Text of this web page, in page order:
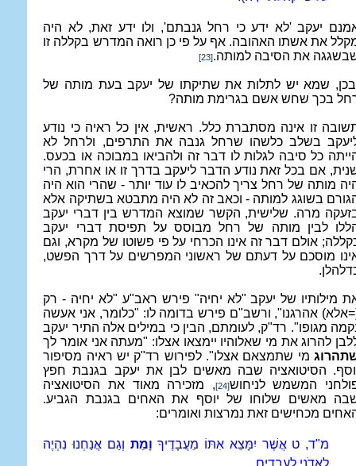
יעקב 'לא ידע כי רחל גנבתם', ולו ידע זאת, לא היה
את אשתו האהובה. אף על פי כן רואה המדרש בקללה זו
את הסיבה למותה.[23]
שמא יש לתלות את שתיקתו של יעקב בעת מותה של
בכך שחש אשם בגרימת מותה?
זו אינה מסתברת כלל. ראשית, אין כל ראיה כי נודע
בשלב כלשהו שרחל גנבה את התרפים, ולרחל לא
כל סיבה לגלות לו דבר זה ולהביאו במבוכה או בכעס.
אם בכל זאת נודע הדבר ליעקב בדרך זו או אחרת, הרי
מותה של רחל צריך להכאיב לו עוד יותר - שהרי הוא היה
בשוגג למותה - וכאב זה לא היה מתבטא בשתיקה אלא
מרה. שלישית, הקשר שמוצא המדרש בין דברי יעקב
לבין מותה של רחל מבוסס על תפיסת דברי יעקב
אולם דבר זה אינו הכרחי על פי פשוטו של מקרא, וגם
מוסכם על דעתם של ראשוני המפרשים על דרך הפשט,
מילותיו של יעקב "לא יחיה" פירש ראב"ע "לא יחיה - רק
אהרגנו", ורשב"ם פירש בדומה לו: "כלומר, אני אעשה
מגופו". רד"ק, לעומתם, הבין כי במילים אלה התיר יעקב
להרוג את מי שאלוהיו יימצאו אצלו: "מעתה אני אומר לך
מי שתמצאם אצלו". לפירוש רד"ק יש ראיה מסיפור
הסיטואציה שבה מאשים לבן את יעקב בגנבת חפץ
המשמש לניחוש[24], מזכירה מאוד את הסיטואציה
מאשים שלוחו של יוסף את האחים בגנבת הגביע.
מכחישים זאת נמרצות ואומרים:
מ"ד, ט אֲשֶׁר יִמָּצֵא אִתּוֹ מֵעֲבָדֶיךָ וָמֵת וְגַם אֲנַחְנוּ נִהְיֶה